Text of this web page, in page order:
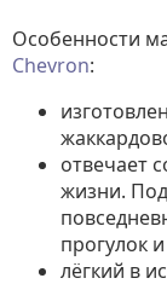
Особенности
Chevron:
отвечает
жизни.
прогулок
лёгкий в